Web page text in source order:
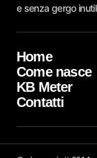
e senza gergo
Home
Come nasce
KB Meter
Contatti